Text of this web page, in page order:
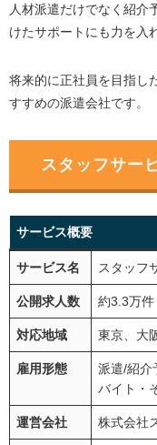
人材派遣だけでなく紹介
けたサポートにも力を入
将来的に正社員を目指し
すすめの派遣会社です。
スタッフサー
サービス概要
サービス名 スタッフ
公開求人数 約3.3万件
対応地域 東京、大
雇用形態 派遣/紹介
バイト・
運営会社 株式会社